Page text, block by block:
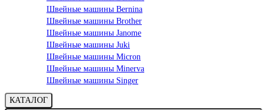
Швейные машины Bernina
Швейные машины Brother
Швейные машины Janome
Швейные машины Juki
Швейные машины Micron
Швейные машины Minerva
Швейные машины Singer
КАТАЛОГ